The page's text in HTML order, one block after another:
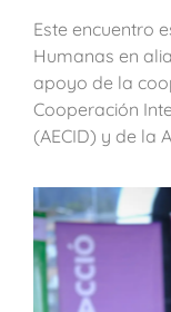
Este encuentro
Humanas en
apoyo de la
Cooperación
(AECID) y de la